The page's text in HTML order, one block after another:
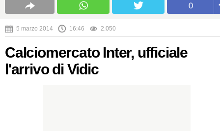
0
5 marzo 2014 16:46 2.050
Calciomercato Inter, ufficiale
l'arrivo di Vidic